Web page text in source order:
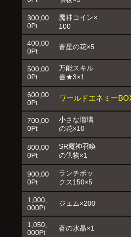
300,00
0Pt
魔神コイン×
100
400,00
0Pt
蒼星の花×5
500,00
0Pt
万能スキル
書★3×1
600,00
0Pt
ワールドエネミー
700,00
0Pt
小さな瑠璃
の花×10
800,00
0Pt
SR魔神召喚
の供物×1
900,00
0Pt
ランチボッ
クス150×5
1,000,
000Pt
ジェム×200
1,050,
000Pt
蒼の水晶×1